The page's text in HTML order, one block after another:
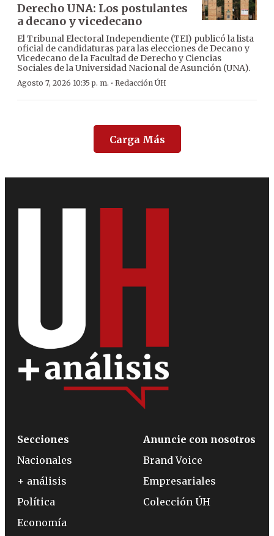
Derecho UNA: Los postulantes
a decano y vicedecano
El Tribunal Electoral Independiente (TEI) publicó la lista
oficial de candidaturas para las elecciones de Decano y
Vicedecano de la Facultad de Derecho y Ciencias
Sociales de la Universidad Nacional de Asunción (UNA).
Agosto 7, 2026 10:35 p. m. · Redacción ÚH
Carga Más
Secciones
Nacionales
+ análisis
Política
Economía
Anuncie con nosotros
Brand Voice
Empresariales
Colección ÚH